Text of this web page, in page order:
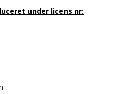
under licens nr: